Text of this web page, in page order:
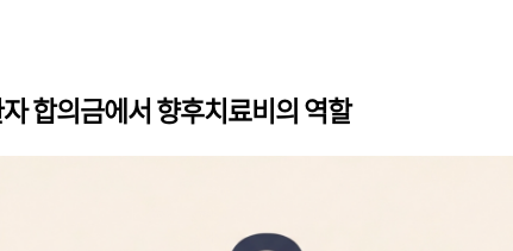
합의금에서 향후치료비의 역할